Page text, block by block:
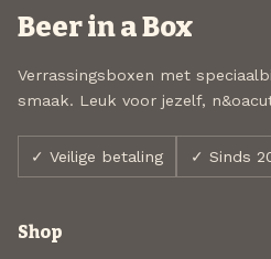
Beer in a Box
Verrassingsboxen met
smaak. Leuk voor jezelf,
✓ Veilige betaling ✓ Sinds
Shop